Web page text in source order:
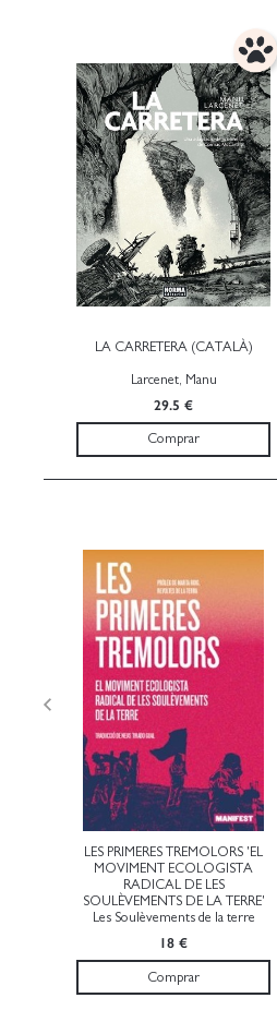
LA CARRETERA (CATALÀ)
Larcenet, Manu
29.5 €
Comprar
LES PRIMERES TREMOLORS 'EL
MOVIMENT ECOLOGISTA
RADICAL DE LES
SOULÈVEMENTS DE LA TERRE'
Les Soulèvements de la terre
18 €
Comprar